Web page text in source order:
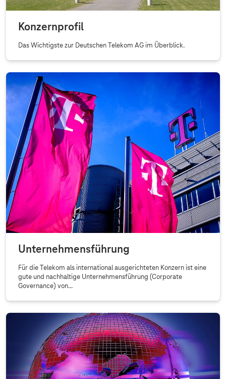
Konzernprofil
Das Wichtigste zur Deutschen Telekom AG im Überblick.
Unternehmensführung
Für die Telekom als international ausgerichteten Konzern ist eine
gute und nachhaltige Unternehmensführung (Corporate
Governance) von...